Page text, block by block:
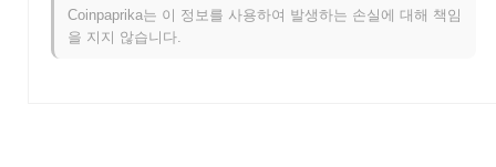
NovaNectarNebulaize는 더 넓은 암호화폐 시장과 비
교하여 어떤 성과를 내고 있나요?
Coinpaprika는 이 정보를 사용하여 발생하는 손실에 대해 책임
을 지지 않습니다.